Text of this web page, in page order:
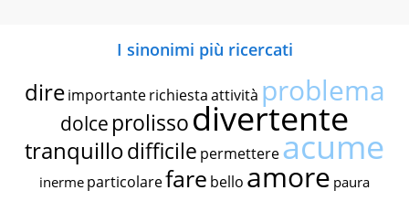
I sinonimi più ricercati
dire importante richiestaattività problema
dolce prolissodivertente
tranquillodifficile permettereacume
inerme particolarefare bello amore paura